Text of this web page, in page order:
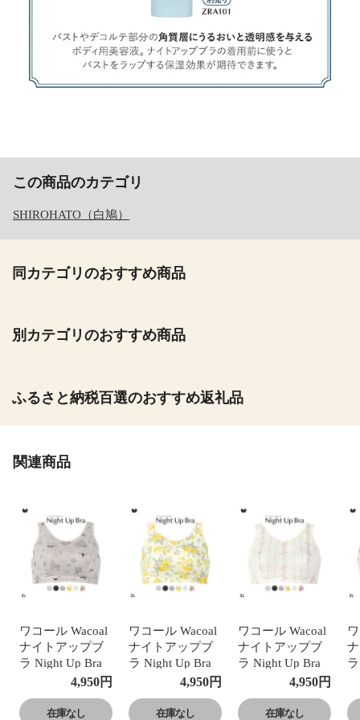
この商品のカテゴリ
SHIROHATO（白鳩）
同カテゴリのおすすめ商品
別カテゴリのおすすめ商品
ふるさと納税百選のおすすめ返礼品
関連商品
ワコール Wacoal
ナイトアップブ
ラ Night Up Bra
ナイトブラ ブラ
おやすみブラ 夜
4,950円
在庫なし
ワコール Wacoal
ナイトアップブ
ラ Night Up Bra
ナイトブラ ブラ
おやすみブラ 夜
4,950円
在庫なし
ワコール Wacoal
ナイトアップブ
ラ Night Up Bra
ナイトブラ ブラ
おやすみブラ 夜
4,950円
在庫なし